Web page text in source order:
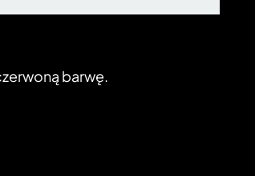
barwę.